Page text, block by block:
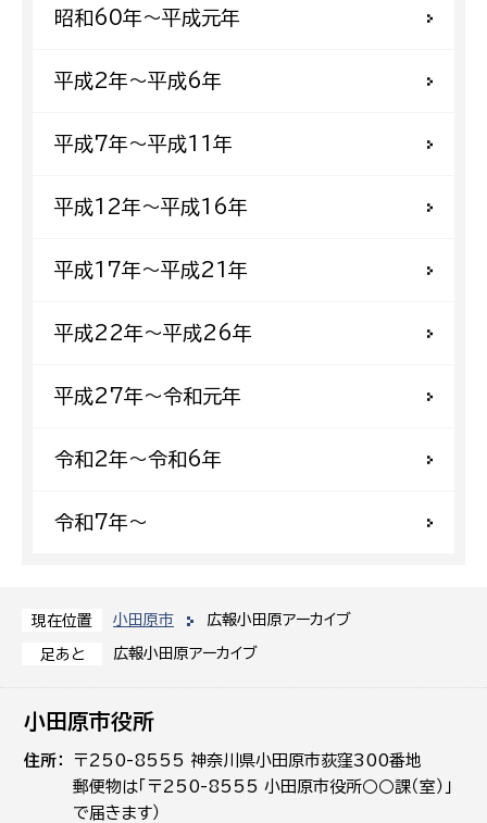
現在位置 小田原市 広報小田原アーカイブ
足あと 広報小田原アーカイブ
昭和60年〜平成元年
平成2年〜平成6年
平成7年〜平成11年
平成12年〜平成16年
平成17年〜平成21年
平成22年〜平成26年
平成27年〜令和元年
令和2年〜令和6年
令和7年〜
小田原市役所
住所
〒250-8555 神奈川県小田原市荻窪300番地
郵便物は「〒250-8555 小田原市役所○○課（室）」
で届きます）